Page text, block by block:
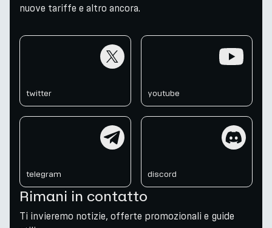
nuove tariffe e altro ancora.
twitter youtube
telegram discord
Rimani in contatto
Ti invieremo notizie, offerte promozionali e guide